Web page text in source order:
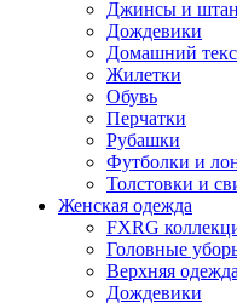
Джинсы и
Дождевики
Домашний
Жилетки
Обувь
Перчатки
Рубашки
Футболки и
Толстовки и
Женская одежда
FXRG
Головные
Верхняя одежда
Дождевики